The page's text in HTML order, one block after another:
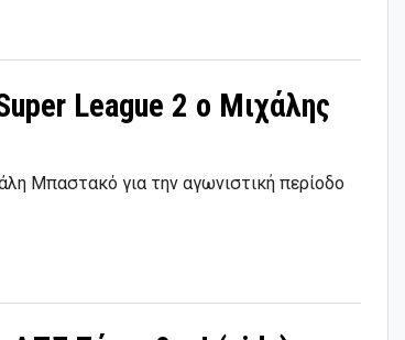
League 2 ο Μιχάλης
Μπαστακό για την αγωνιστική περίοδο